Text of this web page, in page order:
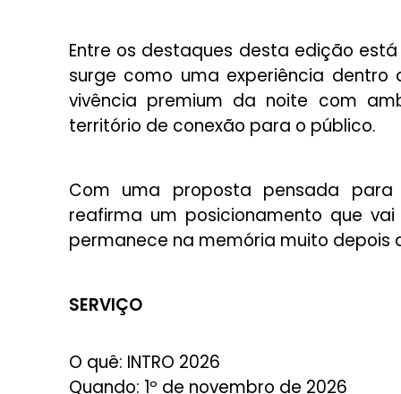
Entre os destaques desta edição
surge como uma experiência dentro
vivência premium da noite com
território de conexão para o público.
Com uma proposta pensada para
reafirma um posicionamento que
permanece na memória muito depois
SERVIÇO
O quê: INTRO 2026
Quando: 1º de novembro de 2026